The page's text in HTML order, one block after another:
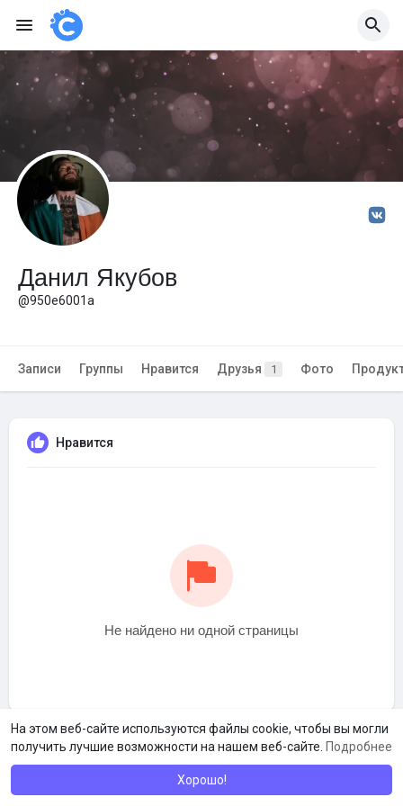
На этом веб-сайте используются файлы cookie, чтобы вы могли
получить лучшие возможности на нашем веб-сайте. Подробнее
Хорошо!
Данил Якубов
@950e6001a
Записи Группы Нравится Друзья 1 Фото
Нравится
Не найдено ни одной страницы